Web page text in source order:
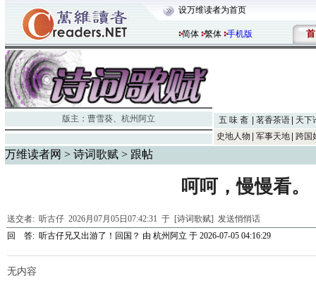
设万维读者为首页
简体 繁体 手机版 首
版主： 曹雪葵、 杭州阿立 五 味 斋 茗香茶语
天下
史地人物
军事天地 跨国
万维读者网 > 诗词歌赋 > 跟帖
呵呵，慢慢看。
送交者: 听古仔 2026月07月05日07:42:31 于 [诗词歌赋] 发送悄悄话
回 答: 听古仔兄又出游了！回国？ 由 杭州阿立 于 2026-07-05 04:16:29
无内容